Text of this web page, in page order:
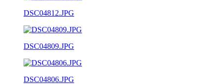
DSC04812.JPG
DSC04809.JPG
DSC04806.JPG